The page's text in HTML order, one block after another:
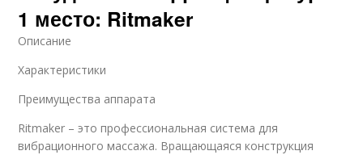
1 место: Ritmaker
Описание
Характеристики
Преимущества аппарата
Ritmaker – это профессиональная система для
вибрационного массажа. Вращающаяся конструкция